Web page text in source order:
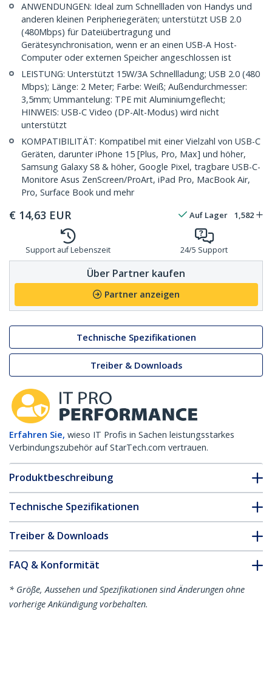
ANWENDUNGEN: Ideal zum Schnellladen von Handys und
anderen kleinen Peripheriegeräten; unterstützt USB 2.0
(480Mbps) für Dateiübertragung und
Gerätesynchronisation, wenn er an einen USB-A Host-
Computer oder externen Speicher angeschlossen ist
LEISTUNG: Unterstützt 15W/3A Schnellladung; USB 2.0 (480
Mbps); Länge: 2 Meter; Farbe: Weiß; Außendurchmesser:
3,5mm; Ummantelung: TPE mit Aluminiumgeflecht;
HINWEIS: USB-C Video (DP-Alt-Modus) wird nicht
unterstützt
KOMPATIBILITÄT: Kompatibel mit einer Vielzahl von USB-C
Geräten, darunter iPhone 15 [Plus, Pro, Max] und höher,
Samsung Galaxy S8 & höher, Google Pixel, tragbare USB-C-
Monitore Asus ZenScreen/ProArt, iPad Pro, MacBook Air,
Pro, Surface Book und mehr
€ 14,63 EUR Auf Lager 1,582
Support auf Lebenszeit 24/5 Support
Über Partner kaufen
Partner anzeigen
Technische Spezifikationen
Treiber & Downloads
Erfahren Sie, wieso IT Profis in Sachen leistungsstarkes
Verbindungszubehör auf StarTech.com vertrauen.
Produktbeschreibung
Technische Spezifikationen
Treiber & Downloads
FAQ & Konformität
* Größe, Aussehen und Spezifikationen sind Änderungen ohne
vorherige Ankündigung vorbehalten.